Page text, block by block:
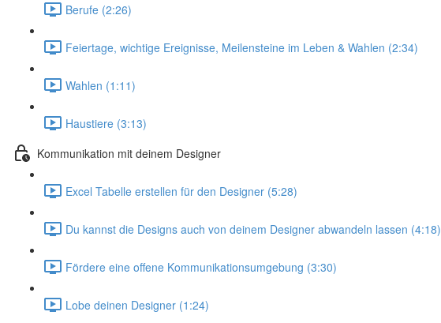
Berufe (2:26)
Feiertage, wichtige Ereignisse, Meilensteine im Leben & Wahlen (2:34)
Wahlen (1:11)
Haustiere (3:13)
Kommunikation mit deinem Designer
Excel Tabelle erstellen für den Designer (5:28)
Du kannst die Designs auch von deinem Designer abwandeln lassen (4:18)
Fördere eine offene Kommunikationsumgebung (3:30)
Lobe deinen Designer (1:24)